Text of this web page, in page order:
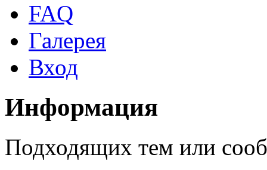
FAQ
Галерея
Вход
Информация
Подходящих тем или